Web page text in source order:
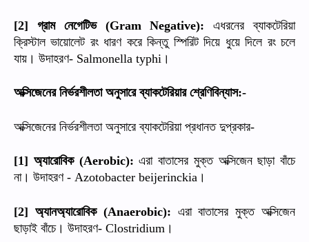
[2] গ্রাম নেগেটিভ(Gram Negative):এধরনের ব্যাকটেরিয়া
ক্রিস্টাল ভায়োলেট রং ধারণ করে কিন্তু স্পিরিট দিয়ে ধুয়ে দিলে রং চলে
যায়। উদাহরণ- Salmonella typhi ।
অক্সিজেনের নির্ভরশীলতা অনুসারে ব্যাকটেরিয়ার শ্রেণিবিন্যাস:-
অক্সিজেনের নির্ভরশীলতা অনুসারে ব্যাকটেরিয়া প্রধানত দুপ্রকার-
[1] অ্যারোবিক(Aerobic): এরা বাতাসের মুক্ত অক্সিজেন ছাড়া বাঁচে
না। উদাহরণ- Azotobacter beijerinckia ।
[2] অ্যানঅ্যারোবিক(Anaerobic): এরা বাতাসের মুক্ত অক্সিজেন
ছাড়াই বাঁচে। উদাহরণ- Clostridium ।